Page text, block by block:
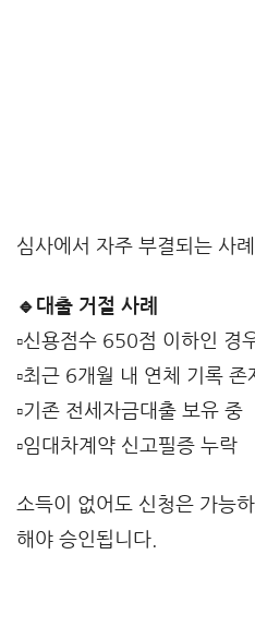
심사에서 자주 부결되는 사
🔹대출 거절 사례
▫️신용점수 650점 이하인 경
▫️최근 6개월 내 연체 기록 존
▫️기존 전세자금대출 보유 중
▫️임대차계약 신고필증 누락
소득이 없어도 신청은 가능
해야 승인됩니다.